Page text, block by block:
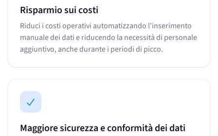
Risparmio sui costi
Riduci i costi operativi automatizzando l'inserimento
manuale dei dati e riducendo la necessità di personale
aggiuntivo, anche durante i periodi di picco.
Maggiore sicurezza e conformità dei dati